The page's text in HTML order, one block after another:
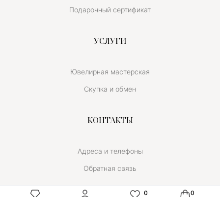
Подарочный сертификат
УСЛУГИ
Ювелирная мастерская
Скупка и обмен
КОНТАКТЫ
Адреса и телефоны
Обратная связь